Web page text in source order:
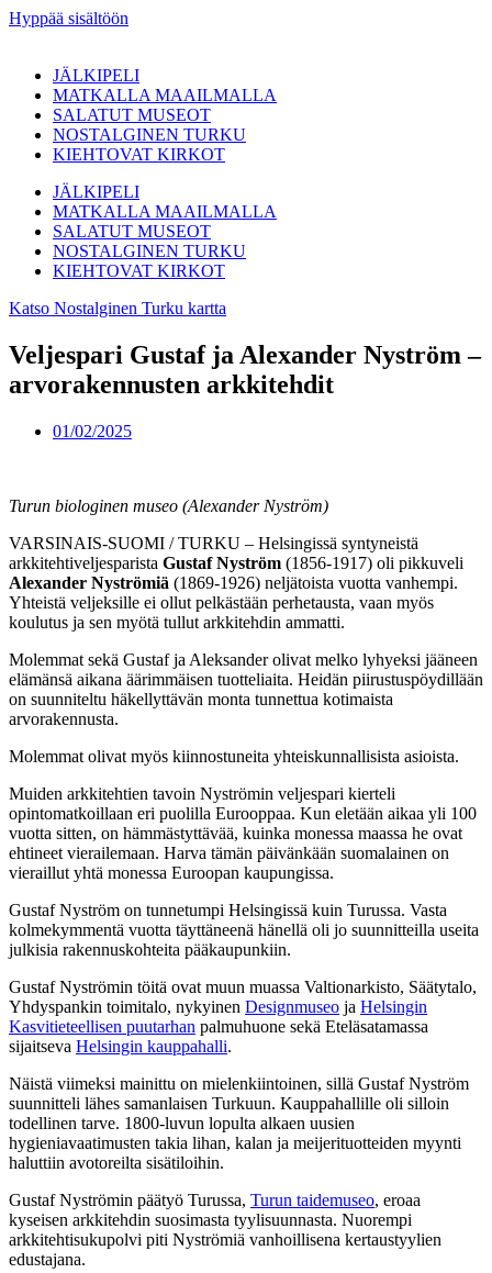
Hyppää sisältöön
JÄLKIPELI
MATKALLA MAAILMALLA
SALATUT MUSEOT
NOSTALGINEN TURKU
KIEHTOVAT KIRKOT
JÄLKIPELI
MATKALLA MAAILMALLA
SALATUT MUSEOT
NOSTALGINEN TURKU
KIEHTOVAT KIRKOT
Katso Nostalginen Turku kartta
Veljespari Gustaf ja Alexander Nyström –
arvorakennusten arkkitehdit
01/02/2025
Turun biologinen museo (Alexander Nyström)
VARSINAIS-SUOMI / TURKU – Helsingissä syntyneistä
arkkitehtiveljesparista Gustaf Nyström (1856-1917) oli pikkuveli
Alexander Nyströmiä (1869-1926) neljätoista vuotta vanhempi.
Yhteistä veljeksille ei ollut pelkästään perhetausta, vaan myös
koulutus ja sen myötä tullut arkkitehdin ammatti.
Molemmat sekä Gustaf ja Aleksander olivat melko lyhyeksi jääneen
elämänsä aikana äärimmäisen tuotteliaita. Heidän piirustuspöydillään
on suunniteltu häkellyttävän monta tunnettua kotimaista
arvorakennusta.
Molemmat olivat myös kiinnostuneita yhteiskunnallisista asioista.
Muiden arkkitehtien tavoin Nyströmin veljespari kierteli
opintomatkoillaan eri puolilla Eurooppaa. Kun eletään aikaa yli 100
vuotta sitten, on hämmästyttävää, kuinka monessa maassa he ovat
ehtineet vierailemaan. Harva tämän päivänkään suomalainen on
vieraillut yhtä monessa Euroopan kaupungissa.
Gustaf Nyström on tunnetumpi Helsingissä kuin Turussa. Vasta
kolmekymmentä vuotta täyttäneenä hänellä oli jo suunnitteilla useita
julkisia rakennuskohteita pääkaupunkiin.
Gustaf Nyströmin töitä ovat muun muassa Valtionarkisto, Säätytalo,
Yhdyspankin toimitalo, nykyinen Designmuseo ja Helsingin
Kasvitieteellisen puutarhan palmuhuone sekä Eteläsatamassa
sijaitseva Helsingin kauppahalli.
Näistä viimeksi mainittu on mielenkiintoinen, sillä Gustaf Nyström
suunnitteli lähes samanlaisen Turkuun. Kauppahallille oli silloin
todellinen tarve. 1800-luvun lopulta alkaen uusien
hygieniavaatimusten takia lihan, kalan ja meijerituotteiden myynti
haluttiin avotoreilta sisätiloihin.
Gustaf Nyströmin päätyö Turussa, Turun taidemuseo, eroaa
kyseisen arkkitehdin suosimasta tyylisuunnasta. Nuorempi
arkkitehtisukupolvi piti Nyströmiä vanhoillisena kertaustyylien
edustajana.